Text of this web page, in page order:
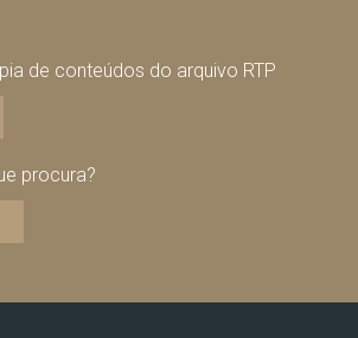
de conteúdos do arquivo RTP
procura?